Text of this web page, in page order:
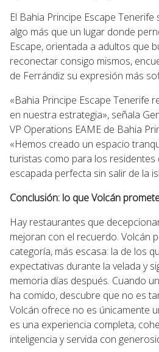
El Bahia Principe Escape
algo más que un lugar donde
Escape, orientada a adultos que
reconectar consigo mismos,
de Ferrándiz su expresión más
«Bahia Principe Escape Tenerife
en nuestra estrategia», señala
VP Operations EAME de Bahia
«Hemos creado un espacio
turistas como para los residentes
escapada perfecta sin salir de la
Conclusión: lo que Volcán
Hay restaurantes que
mejoran con el recuerdo. Volcán
categoría, más escasa: la de los
expectativas durante la velada y
memoria días después. Cuando
ha comido, descubre que no es
Volcán ofrece no es únicamente
es una experiencia completa,
inteligencia y servida con